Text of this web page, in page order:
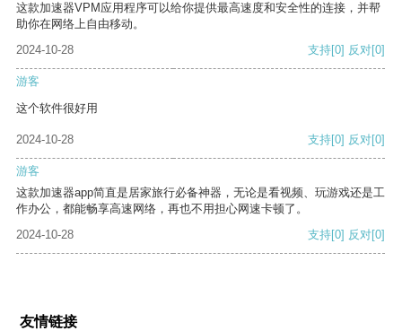
这款加速器VPM应用程序可以给你提供最高速度和安全性的连接，并帮
助你在网络上自由移动。
2024-10-28
支持[0] 反对[0]
游客
这个软件很好用
2024-10-28 支持[0] 反对[0]
游客
这款加速器app简直是居家旅行必备神器，无论是看视频、玩游戏还是工
作办公，都能畅享高速网络，再也不用担心网速卡顿了。
2024-10-28
支持[0] 反对[0]
友情链接